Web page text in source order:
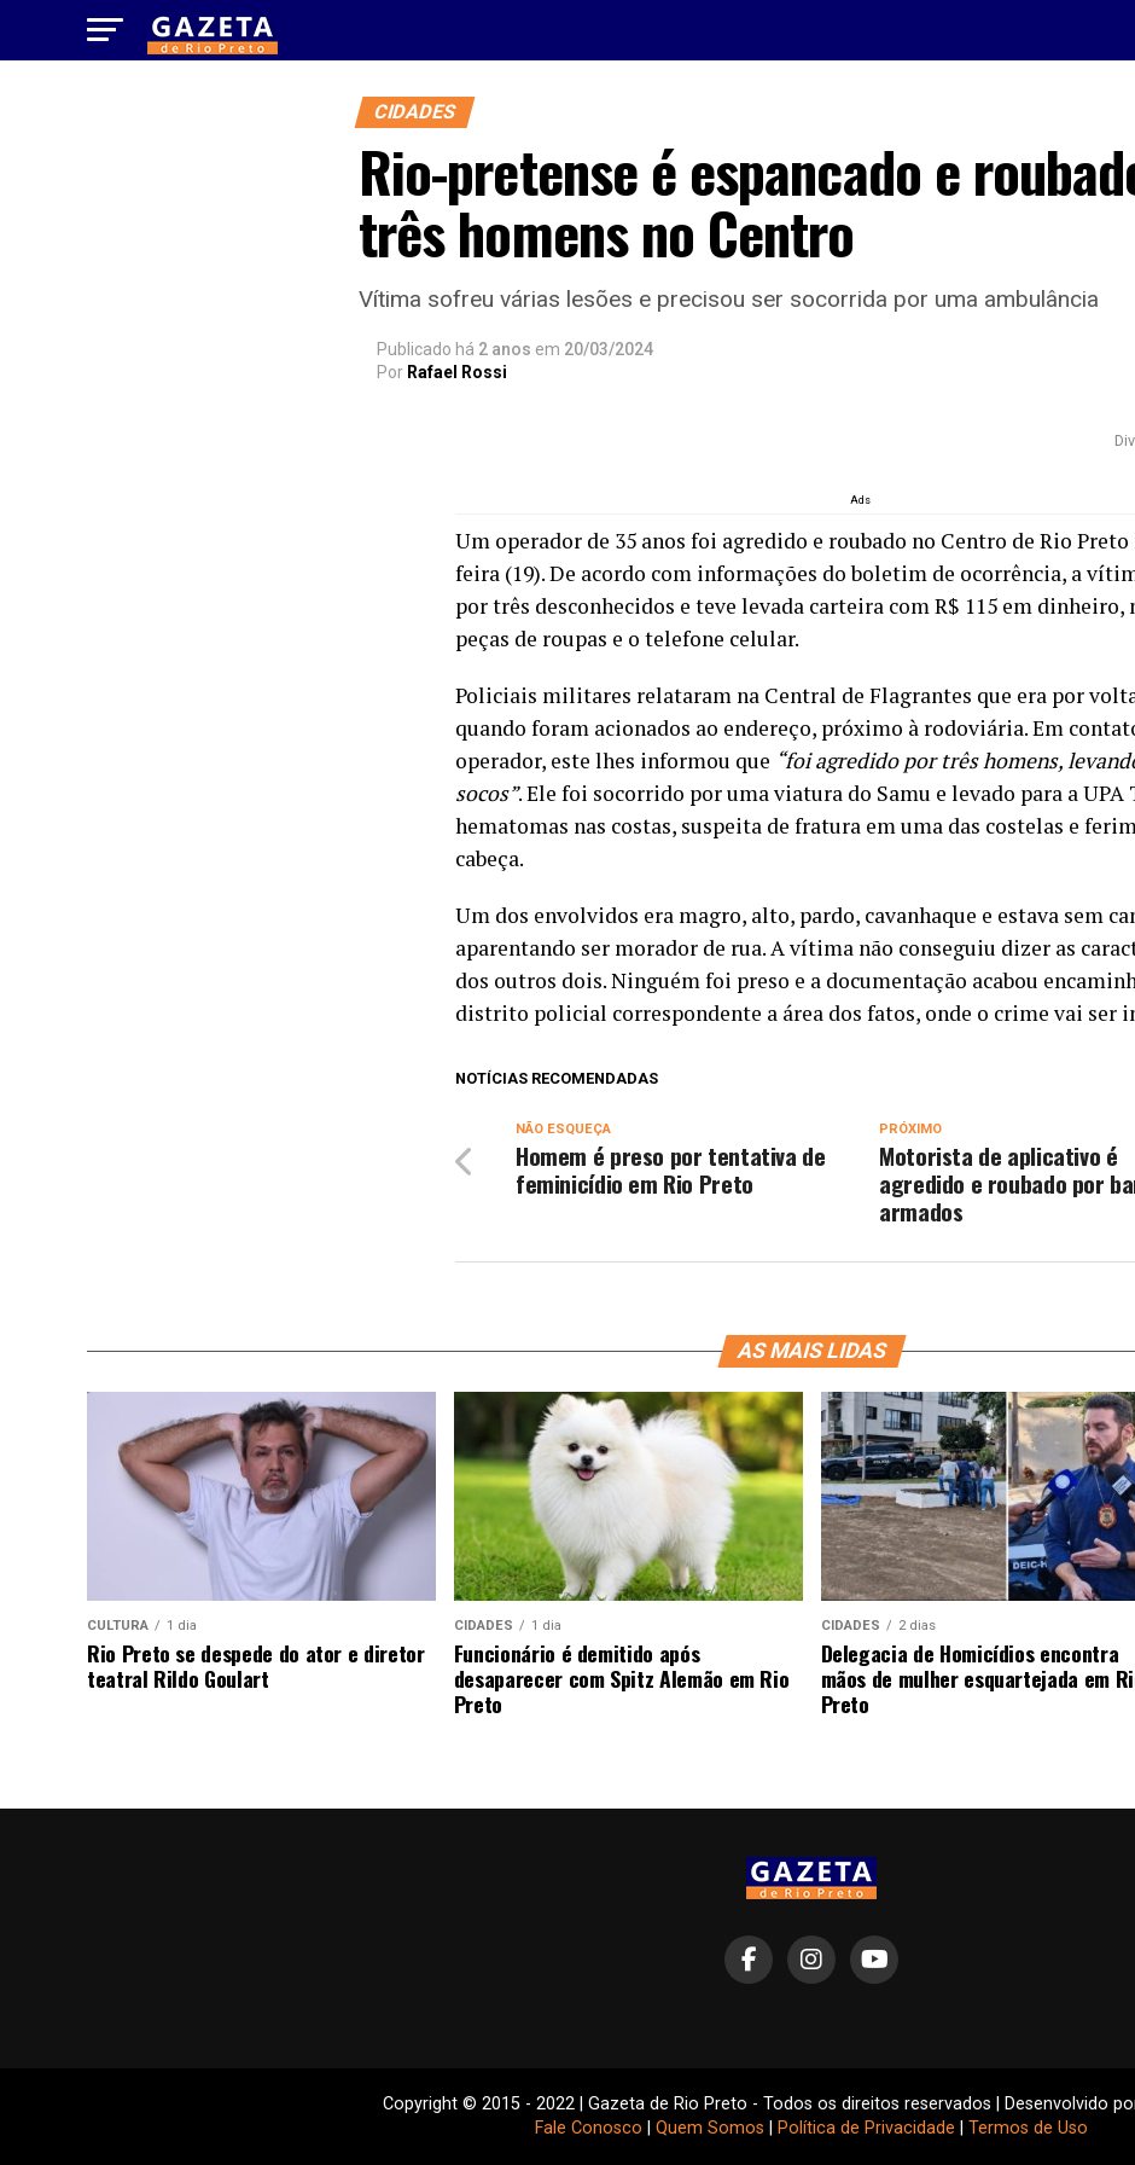
CIDADES
Rio-pretense é espancado e
três homens no Centro
Vítima sofreu várias lesões e precisou ser socorrida por uma ambulância
Publicado há 2 anos em 20/03/2024
Por Rafael Rossi
Ads
Um operador de 35 anos foi agredido e roubado no Centro de Rio
feira (19). De acordo com informações do boletim de ocorrência, a
por três desconhecidos e teve levada carteira com R$ 115 em
peças de roupas e o telefone celular.
Policiais militares relataram na Central de Flagrantes que era por
quando foram acionados ao endereço, próximo à rodoviária. Em
operador, este lhes informou que “foi agredido por três homens,
socos”. Ele foi socorrido por uma viatura do Samu e levado para a UPA
hematomas nas costas, suspeita de fratura em uma das costelas e
cabeça.
Um dos envolvidos era magro, alto, pardo, cavanhaque e estava sem
aparentando ser morador de rua. A vítima não conseguiu dizer as
dos outros dois. Ninguém foi preso e a documentação acabou
distrito policial correspondente a área dos fatos, onde o crime vai ser
NOTÍCIAS RECOMENDADAS
PRÓXIMO
Motorista de aplicativo é
agredido e roubado por
armados
NÃO ESQUEÇA
Homem é preso por tentativa de
feminicídio em Rio Preto
AS MAIS LIDAS
CULTURA 1 dia
Rio Preto se despede do ator e diretor
teatral Rildo Goulart
CIDADES 1 dia
Funcionário é demitido após
desaparecer com Spitz Alemão em Rio
Preto
CIDADES 2 dias
Delegacia de Homicídios encontra
mãos de mulher esquartejada em
Preto
Copyright © 2015 - 2022 | Gazeta de Rio Preto - Todos os direitos reservados | Desenvolvido
Fale Conosco
Quem Somos Política de Privacidade Termos de Uso